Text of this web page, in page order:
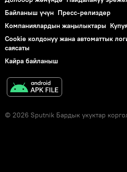
Байланыш үчүн Пресс-релиздер
Компаниялардын жаңылыктары
Cookie колдонуу жана автоматтык
саясаты
Кайра байланыш
© 2026 Sputnik Бардык укуктар